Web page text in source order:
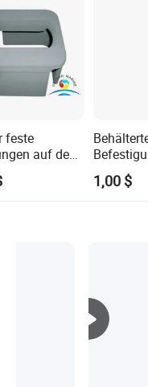
feste
auf dem
/
Behälter
1,00 $